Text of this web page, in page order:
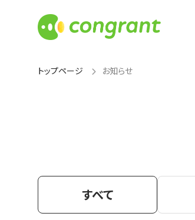
トップページ お知らせ
すべて